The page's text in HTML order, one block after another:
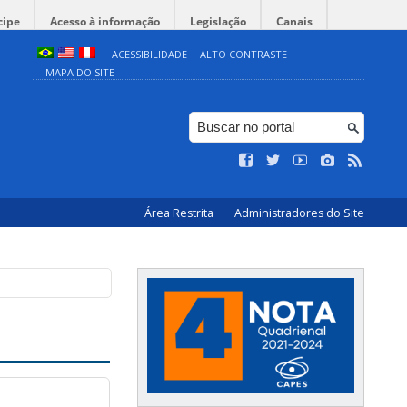
Acesso à informação Legislação Canais
ACESSIBILIDADE
ALTO CONTRASTE
MAPA DO SITE
Área Restrita Administradores do Site